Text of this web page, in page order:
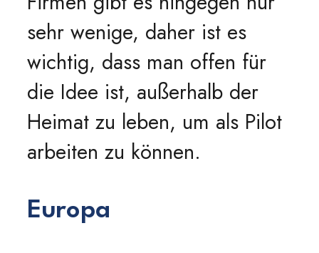
sehr wenige, daher ist es
wichtig, dass man offen für
die Idee ist, außerhalb der
Heimat zu leben, um als Pilot
arbeiten zu können.
Europa